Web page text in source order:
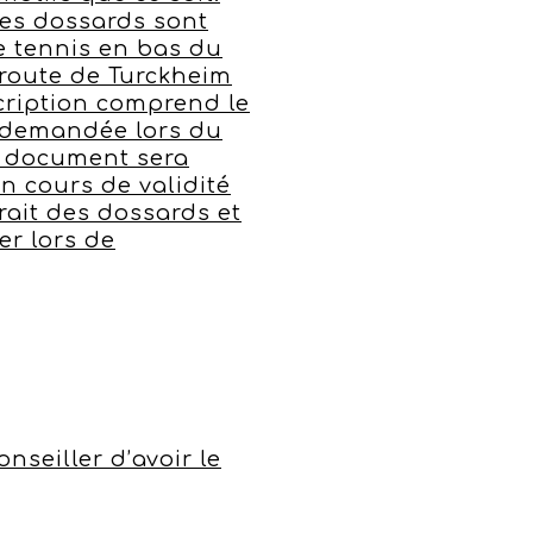
dossards sont
tennis en bas du
de Turckheim
comprend le
lors du
document sera
cours de validité
des dossards et
lors de
d’avoir le